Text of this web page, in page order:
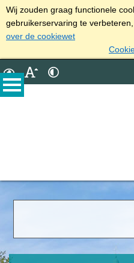
Wij zouden graag functionele
gebruikerservaring te
over de cookiewet